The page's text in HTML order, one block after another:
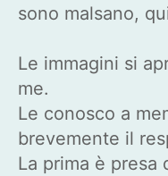
sono malsano,
Le immagini si
me.
Le conosco a
brevemente il
La prima è presa